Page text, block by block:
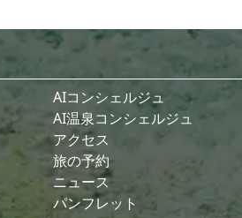
AIコンシェルジュ
AI温泉コンシェルジュ
アクセス
旅の予約
ニュース
パンフレット